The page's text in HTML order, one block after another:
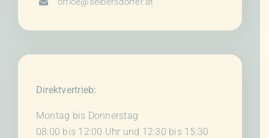
Direktvertrieb:
Montag bis Donnerstag
08:00 bis 12:00 Uhr und 12:30 bis 15:30